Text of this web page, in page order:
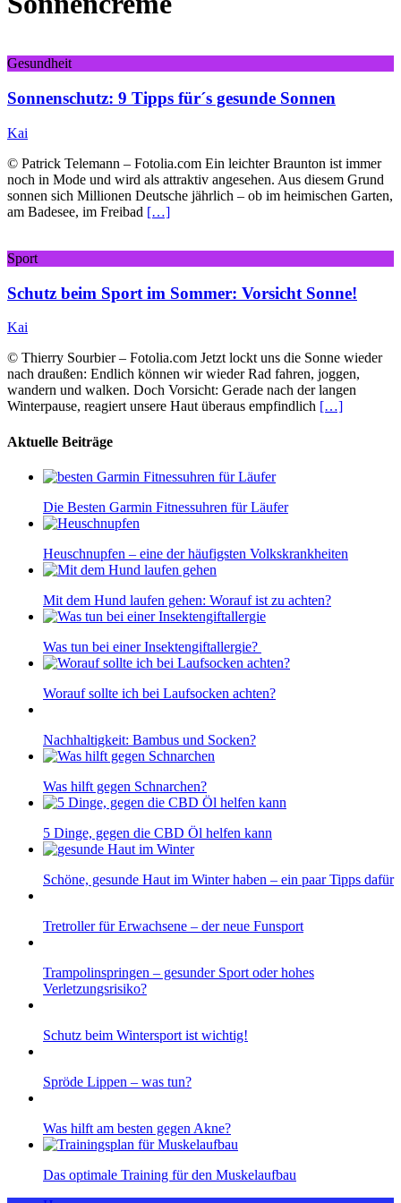
Gesundheit
Sonnenschutz: 9 Tipps für´s gesunde Sonnen
Kai
© Patrick Telemann – Fotolia.com Ein leichter Braunton ist immer
noch in Mode und wird als attraktiv angesehen. Aus diesem Grund
sonnen sich Millionen Deutsche jährlich – ob im heimischen Garten,
am Badesee, im Freibad […]
Sport
Schutz beim Sport im Sommer: Vorsicht Sonne!
Kai
© Thierry Sourbier – Fotolia.com Jetzt lockt uns die Sonne wieder
nach draußen: Endlich können wir wieder Rad fahren, joggen,
wandern und walken. Doch Vorsicht: Gerade nach der langen
Winterpause, reagiert unsere Haut überaus empfindlich […]
Aktuelle Beiträge
Die Besten Garmin Fitnessuhren für Läufer
Heuschnupfen – eine der häufigsten Volkskrankheiten
Mit dem Hund laufen gehen: Worauf ist zu achten?
Was tun bei einer Insektengiftallergie?
Worauf sollte ich bei Laufsocken achten?
Nachhaltigkeit: Bambus und Socken?
Was hilft gegen Schnarchen?
5 Dinge, gegen die CBD Öl helfen kann
Schöne, gesunde Haut im Winter haben – ein paar Tipps dafür
Tretroller für Erwachsene – der neue Funsport
Trampolinspringen – gesunder Sport oder hohes
Verletzungsrisiko?
Schutz beim Wintersport ist wichtig!
Spröde Lippen – was tun?
Was hilft am besten gegen Akne?
Das optimale Training für den Muskelaufbau